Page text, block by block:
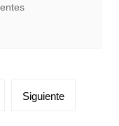
Siguiente